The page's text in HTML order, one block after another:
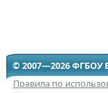
© 2007—2026
Правила по